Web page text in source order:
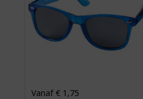
Vanaf € 1,75